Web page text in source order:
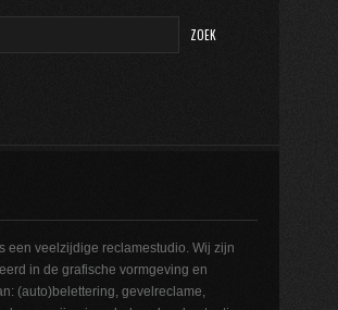
een veelzijdige reclamestudio. Wij zijn
in de grafische vormgeving en
(auto)belettering, gevelreclame,